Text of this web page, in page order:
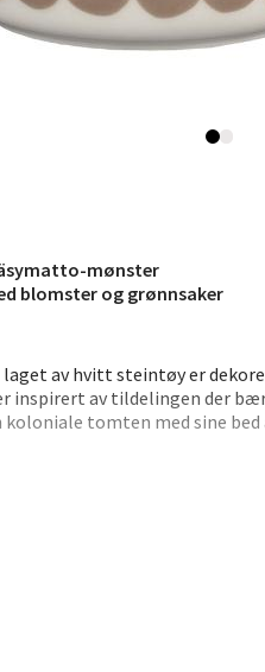
mønster
blomster og grønnsaker
laget av hvitt steintøy er
av tildelingen der
koloniale tomten med sine
Åpent i